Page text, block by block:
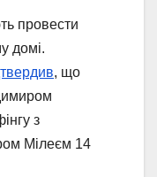
провести
домі.
, що
з
Мілеєм 14